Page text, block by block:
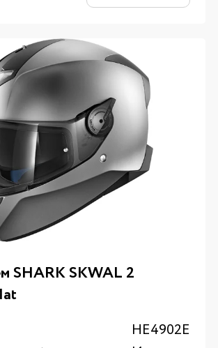
SHARK SKWAL 2
HE4902E